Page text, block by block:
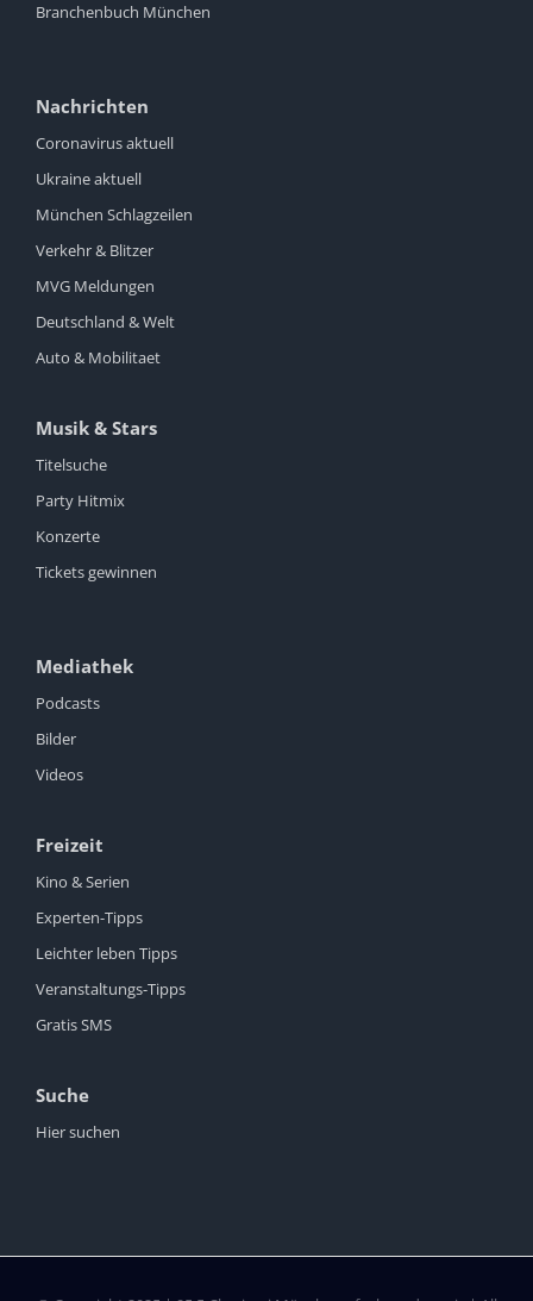
Branchenbuch München
Nachrichten
Coronavirus aktuell
Ukraine aktuell
München Schlagzeilen
Verkehr & Blitzer
MVG Meldungen
Deutschland & Welt
Auto & Mobilitaet
Musik & Stars
Titelsuche
Party Hitmix
Konzerte
Tickets gewinnen
Mediathek
Podcasts
Bilder
Videos
Freizeit
Kino & Serien
Experten-Tipps
Leichter leben Tipps
Veranstaltungs-Tipps
Gratis SMS
Suche
Hier suchen